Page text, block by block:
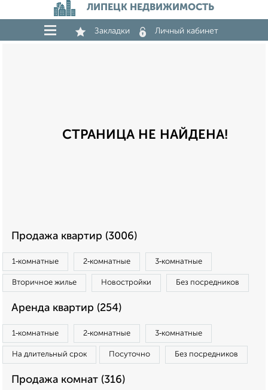
ЛИПЕЦК НЕДВИЖИМОСТЬ
Закладки Личный кабинет
СТРАНИЦА НЕ НАЙДЕНА!
Продажа квартир (3006)
1‑комнатные 2‑комнатные 3‑комнатные
Вторичное жилье Новостройки Без посредников
Аренда квартир (254)
1‑комнатные 2‑комнатные 3‑комнатные
На длительный срок Посуточно Без посредников
Продажа комнат (316)